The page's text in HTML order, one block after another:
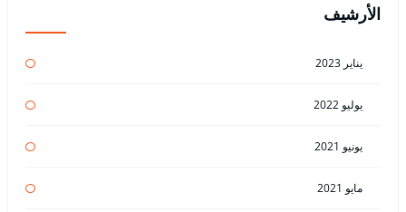
الأرشيف
يناير 2023
يوليو 2022
يونيو 2021
مايو 2021